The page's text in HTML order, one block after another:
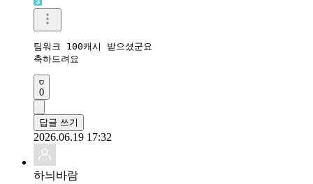
팀워크 100캐시 받으셨군요
축하드려요
0
답글 쓰기
2026.06.19 17:32
하늬바람